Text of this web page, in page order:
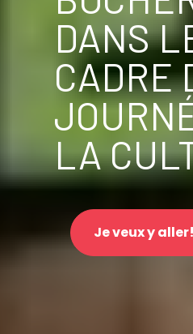
DANS
CADRE
LA
Je veux y aller!